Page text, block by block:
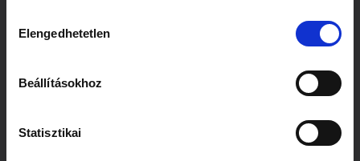
kiválasztása
Elengedhetetlen
Beállításokhoz
Statisztikai